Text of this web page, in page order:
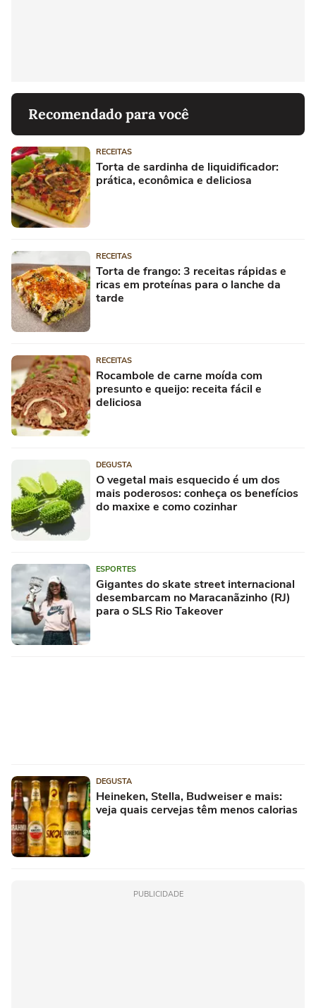
Recomendado para você
RECEITAS
Torta de sardinha de liquidificador:
prática, econômica e deliciosa
RECEITAS
Torta de frango: 3 receitas rápidas e
ricas em proteínas para o lanche da
tarde
RECEITAS
Rocambole de carne moída com
presunto e queijo: receita fácil e
deliciosa
DEGUSTA
O vegetal mais esquecido é um dos
mais poderosos: conheça os benefícios
do maxixe e como cozinhar
ESPORTES
Gigantes do skate street internacional
desembarcam no Maracanãzinho (RJ)
para o SLS Rio Takeover
DEGUSTA
Heineken, Stella, Budweiser e mais:
veja quais cervejas têm menos calorias
PUBLICIDADE